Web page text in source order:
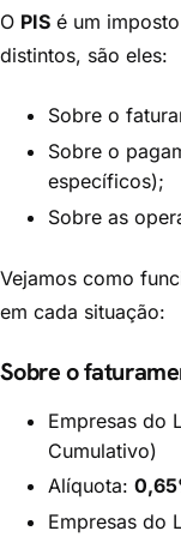
O PIS é um
distintos, são eles:
Sobre o
Sobre o
específicos);
Sobre as
Vejamos como
em cada situação:
Sobre o
Empresas do
Cumulativo)
Alíquota:
Empresas do